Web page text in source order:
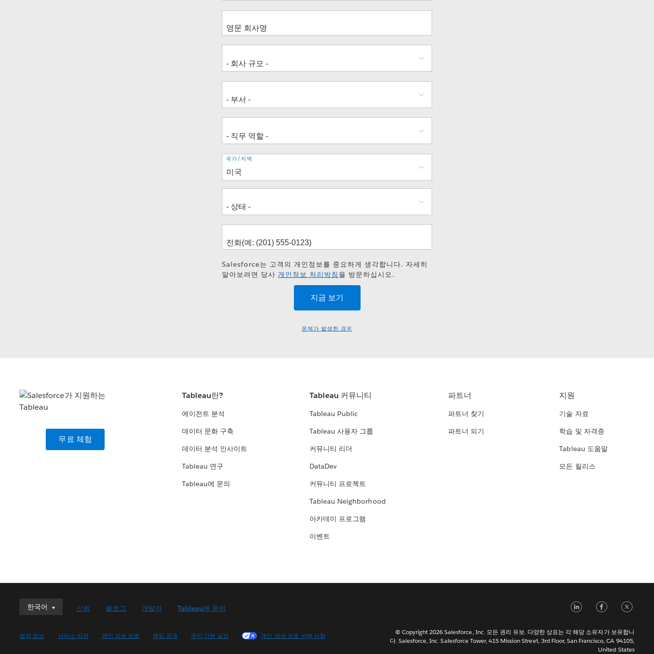
주
소
국가/지역
Salesforce는 고객의 개인정보를 중요하게 생각합니다. 자세히
알아보려면 당사 개인정보 처리방침 을 방문하십시오.
문제가 발생한 경우
무료 체험
Tableau란?
에이전트 분석
데이터 문화 구축
데이터 분석 인사이트
Tableau 연구
Tableau에 문의
Tableau 커뮤니티
Tableau Public
Tableau 사용자 그룹
커뮤니티 리더
DataDev
커뮤니티 프로젝트
Tableau Neighborhood
아카데미 프로그램
이벤트
파트너
파트너 찾기
파트너 되기
지원
기술 자료
학습 및 자격증
Tableau 도움말
모든 릴리스
한국어
한국어
English (UK)
신뢰 블로그 개발자 Tableau에 문의
법적 정보 서비스 약관 개인 정보 보호 책임 공개 쿠키 기본 설정 개인 정보 보호 선택 사항
LinkedIn
© Copyright 2026 Salesforce, Inc. 모든 권리 유보. 다양한 상표는 각 해당 소유자가 보유합니
다. Salesforce, Inc. Salesforce Tower, 415 Mission Street, 3rd Floor, San Francisco, CA 94105,
United States